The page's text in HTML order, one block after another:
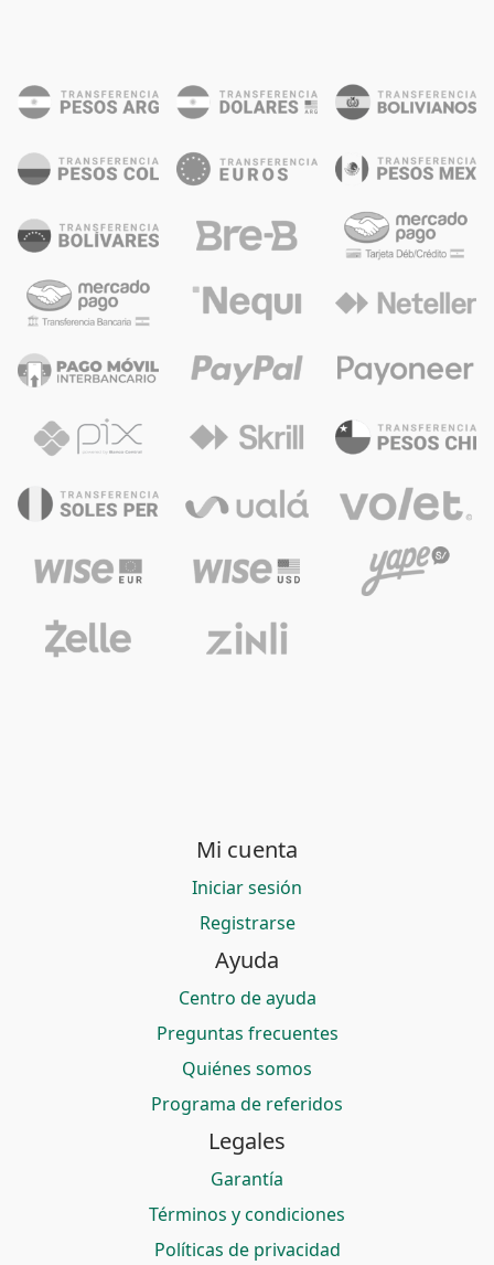
Mi cuenta
Iniciar sesión
Registrarse
Ayuda
Centro de ayuda
Preguntas frecuentes
Quiénes somos
Programa de referidos
Legales
Garantía
Términos y condiciones
Políticas de privacidad